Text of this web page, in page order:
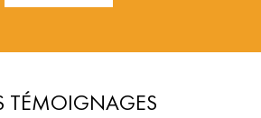
TÉMOIGNAGES